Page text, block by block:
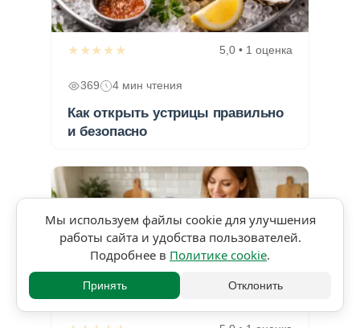
★★★★★ 5,0 • 1 оценка
369 4 мин чтения
Как открыть устрицы правильно
и безопасно
Мы используем файлы cookie для улучшения
работы сайта и удобства пользователей.
Подробнее в Политике cookie.
Принять Отклонить